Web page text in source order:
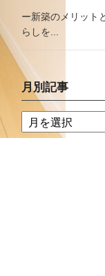
ー新築のメリット
らしを...
月別記事